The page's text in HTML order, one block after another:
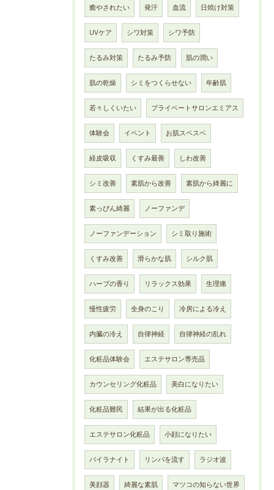
癒やされたい 発汗 血流 日焼け対策
UVケア シワ対策 シワ予防
たるみ対策 たるみ予防 肌の潤い
肌の乾燥 シミをつくらせない 年齢肌
若々しくいたい プライベートサロンエミアス
体験会 イベント お肌スベスベ
経皮吸収 くすみ最善 しわ改善
シミ改善 素肌から改善 素肌から綺麗に
素っぴん綺麗 ノーファンデ
ノーファンデーション シミ取り施術
くすみ改善 滑らかな肌 シルク肌
ハーブの香り リラックス効果 生理痛
慢性疲労 全身のこり 冷房による冷え
内臓の冷え 自律神経 自律神経の乱れ
化粧品体験会 エステサロン専売品
カウンセリング化粧品 美白になりたい
化粧品難民 結果が出る化粧品
エステサロン化粧品 小顔になりたい
パイラナイト リンパを流す ラジオ波
美顔器 綺麗な素肌 マツコの知らない世界